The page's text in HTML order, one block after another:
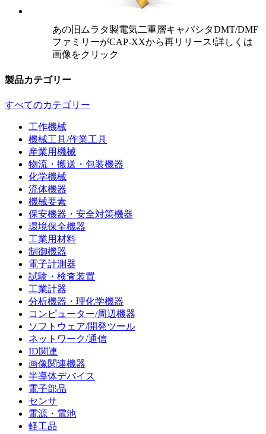
あの旧ムラタ製電気二重層キャパシタDMT/DMF
ファミリーがCAP-XXから再リリース!詳しくは
画像をクリック
製品カテゴリー
すべてのカテゴリー
工作機械
機械工具/作業工具
産業用機械
物流・搬送・包装機器
化学機械
流体機器
機械要素
保安機器・安全対策機器
環境保全機器
工業用材料
制御機器
電子計測器
試験・検査装置
工業計器
分析機器・理化学機器
コンピューター/周辺機器
ソフトウェア/開発ツール
ネットワーク/通信
ID関連
画像関連機器
半導体デバイス
電子部品
センサ
電源・電池
軽工品